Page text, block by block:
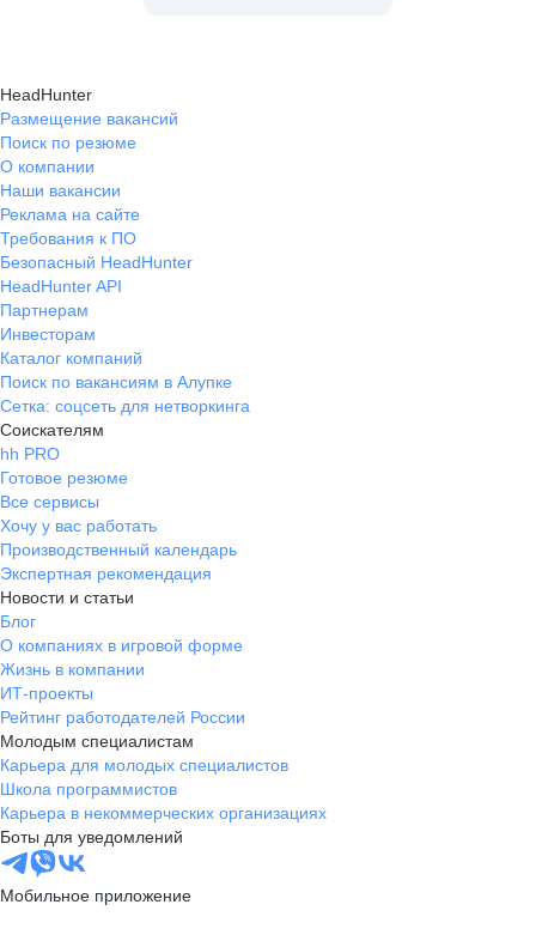
HeadHunter
Размещение вакансий
Поиск по резюме
О компании
Наши вакансии
Реклама на сайте
Требования к ПО
Безопасный HeadHunter
HeadHunter API
Партнерам
Инвесторам
Каталог компаний
Поиск по вакансиям в Алупке
Сетка: соцсеть для нетворкинга
Соискателям
hh PRO
Готовое резюме
Все сервисы
Хочу у вас работать
Производственный календарь
Экспертная рекомендация
Новости и статьи
Блог
О компаниях в игровой форме
Жизнь в компании
ИТ-проекты
Рейтинг работодателей России
Молодым специалистам
Карьера для молодых специалистов
Школа программистов
Карьера в некоммерческих организациях
Боты для уведомлений
Мобильное приложение